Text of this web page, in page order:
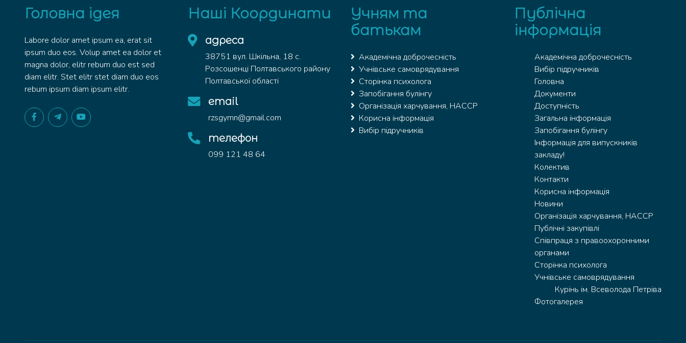
Головна ідея
Labore dolor amet ipsum ea, erat sit
ipsum duo eos. Volup amet ea dolor et
magna dolor, elitr rebum duo est sed
diam elitr. Stet elitr stet diam duo eos
rebum ipsum diam ipsum elitr.
Наші Координати
адреса
38751 вул. Шкільна, 18 с.
Розсошенці Полтавського району
Полтавської області
email
rzsgymn@gmail.com
телефон
099 121 48 64
Учням та
батькам
Академічна доброчесність
Учнівське самоврядування
Сторінка психолога
Запобігання булінгу
Організація харчування, HACCP
Корисна інформація
Вибір підручників
Публічна
інформація
Академічна доброчесність
Вибір підручників
Головна
Документи
Доступність
Загальна інформація
Запобігання булінгу
Інформація для випускників
закладу!
Колектив
Контакти
Корисна інформація
Новини
Організація харчування, HACCP
Публічні закупівлі
Співпраця з правоохоронними
органами
Сторінка психолога
Учнівське самоврядування
Курінь ім. Всеволода Петріва
Фотогалерея